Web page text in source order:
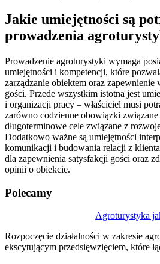
Jakie umiejętności są
prowadzenia
Prowadzenie agroturystyki wymaga
umiejętności i kompetencji, które
zarządzanie obiektem oraz zapewnienie
gości. Przede wszystkim istotna jest
i organizacji pracy – właściciel musi
zarówno codzienne obowiązki związane
długoterminowe cele związane z
Dodatkowo ważne są umiejętności
komunikacji i budowania relacji z
dla zapewnienia satysfakcji gości oraz
opinii o obiekcie.
Polecamy
Agroturystyka
Rozpoczęcie działalności w zakresie
ekscytującym przedsięwzięciem, które
wpisu